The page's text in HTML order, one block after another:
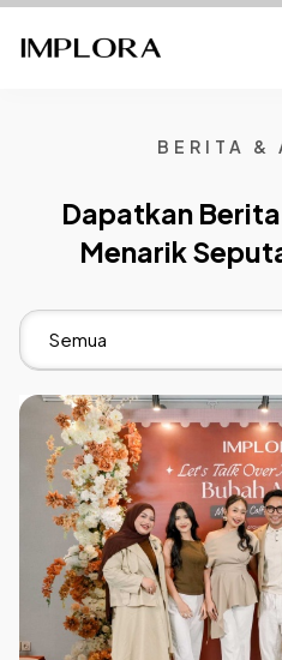
BERITA &
Dapatkan
Menarik
Semua